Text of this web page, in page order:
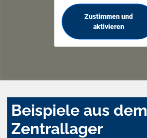
Zustimmen und
aktivieren
Beispiele aus dem
Zentrallager